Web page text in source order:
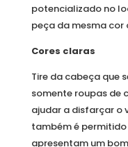
potencializado no
peça da mesma cor
Cores claras
Tire da cabeça que
somente roupas de
ajudar a disfarçar o
também é
apresentam um